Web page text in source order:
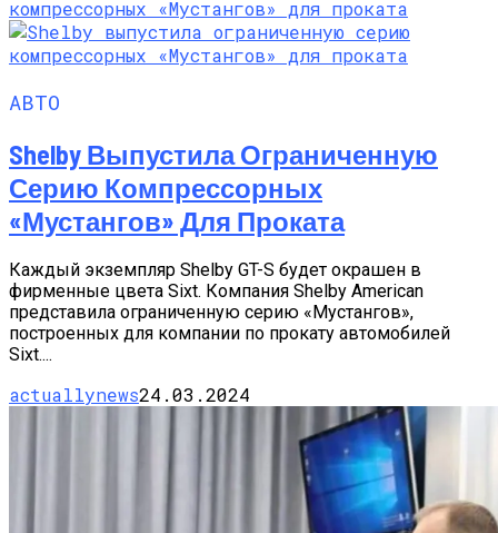
АВТО
Shelby Выпустила Ограниченную
Серию Компрессорных
«Мустангов» Для Проката
Каждый экземпляр Shelby GT-S будет окрашен в
фирменные цвета Sixt. Компания Shelby American
представила ограниченную серию «Мустангов»,
построенных для компании по прокату автомобилей
Sixt....
actuallynews24.03.2024